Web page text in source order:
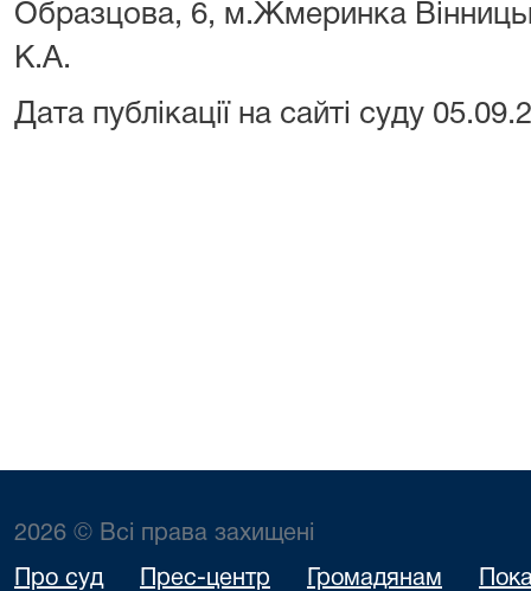
Образцова, 6, м.Жмеринка
К.А.
Дата публікації на сайті суду
2026 © Всі права захищені
Про суд Прес-центр Громадянам